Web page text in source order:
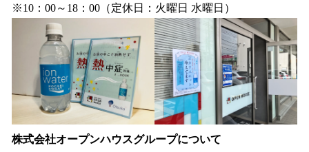
※10：00～18：00（定休日：火曜日 水曜日）
株式会社オープンハウスグループについて